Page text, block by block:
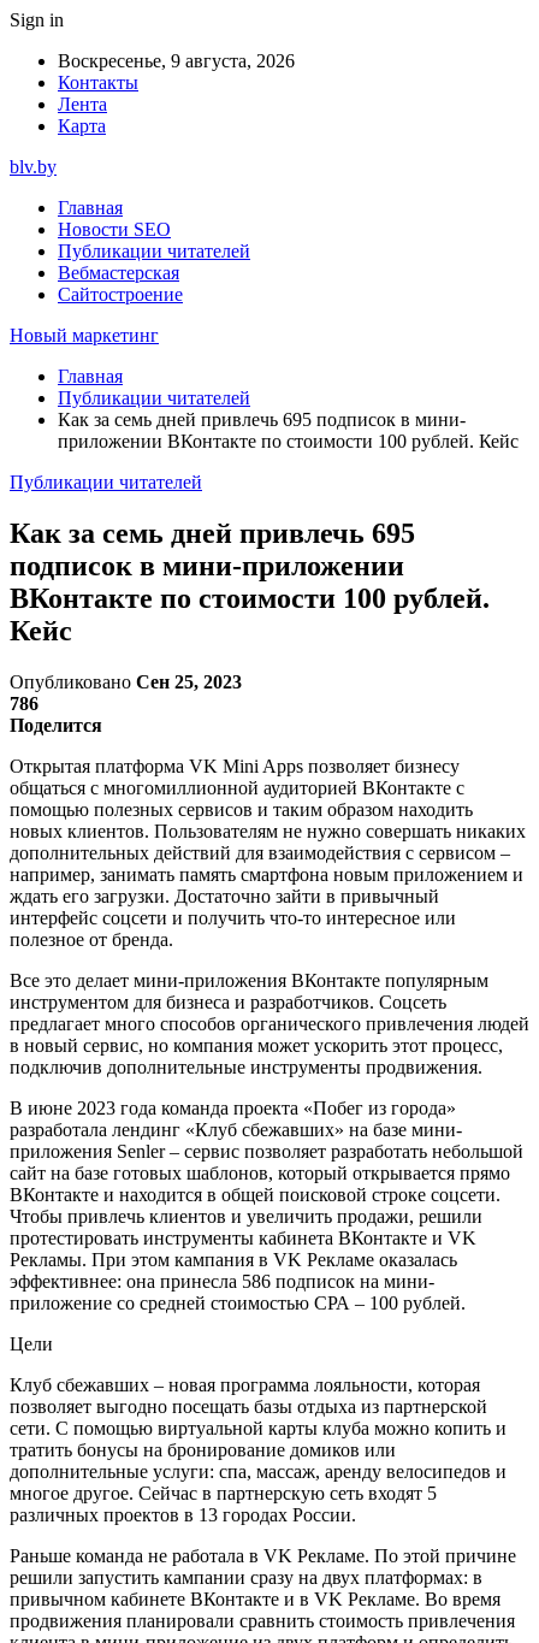
Sign in
Воскресенье, 9 августа, 2026
Контакты
Лента
Карта
blv.by
Главная
Новости SEO
Публикации читателей
Вебмастерская
Сайтостроение
Новый маркетинг
Главная
Публикации читателей
Как за семь дней привлечь 695 подписок в мини-
приложении ВКонтакте по стоимости 100 рублей. Кейс
Публикации читателей
Как за семь дней привлечь 695
подписок в мини-приложении
ВКонтакте по стоимости 100 рублей.
Кейс
Опубликовано Сен 25, 2023
786
Поделится
Открытая платформа VK Mini Apps позволяет бизнесу
общаться с многомиллионной аудиторией ВКонтакте с
помощью полезных сервисов и таким образом находить
новых клиентов. Пользователям не нужно совершать никаких
дополнительных действий для взаимодействия с сервисом –
например, занимать память смартфона новым приложением и
ждать его загрузки. Достаточно зайти в привычный
интерфейс соцсети и получить что-то интересное или
полезное от бренда.
Все это делает мини-приложения ВКонтакте популярным
инструментом для бизнеса и разработчиков. Соцсеть
предлагает много способов органического привлечения людей
в новый сервис, но компания может ускорить этот процесс,
подключив дополнительные инструменты продвижения.
В июне 2023 года команда проекта «Побег из города»
разработала лендинг «Клуб сбежавших» на базе мини-
приложения Senler – сервис позволяет разработать небольшой
сайт на базе готовых шаблонов, который открывается прямо
ВКонтакте и находится в общей поисковой строке соцсети.
Чтобы привлечь клиентов и увеличить продажи, решили
протестировать инструменты кабинета ВКонтакте и VK
Рекламы. При этом кампания в VK Рекламе оказалась
эффективнее: она принесла 586 подписок на мини-
приложение со средней стоимостью СРА – 100 рублей.
Цели
Клуб сбежавших – новая программа лояльности, которая
позволяет выгодно посещать базы отдыха из партнерской
сети. С помощью виртуальной карты клуба можно копить и
тратить бонусы на бронирование домиков или
дополнительные услуги: спа, массаж, аренду велосипедов и
многое другое. Сейчас в партнерскую сеть входят 5
различных проектов в 13 городах России.
Раньше команда не работала в VK Рекламе. По этой причине
решили запустить кампании сразу на двух платформах: в
привычном кабинете ВКонтакте и в VK Рекламе. Во время
продвижения планировали сравнить стоимость привлечения